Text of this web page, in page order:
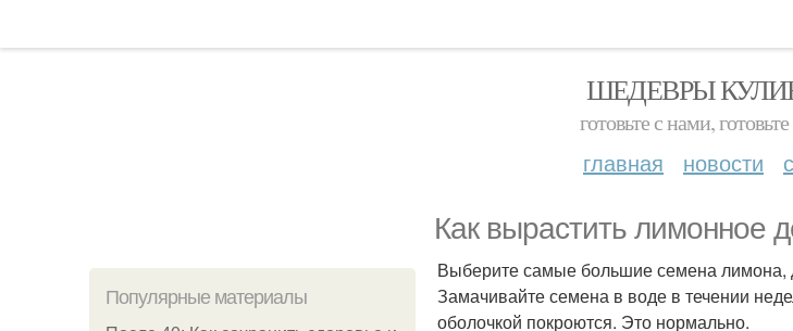
ШЕДЕВРЫ
готовьте с нами,
главная новости
Как вырастить лимонное
Популярные материалы
Выберите самые большие семена лимона,
Замачивайте семена в воде в течении
оболочкой покроются. Это нормально.